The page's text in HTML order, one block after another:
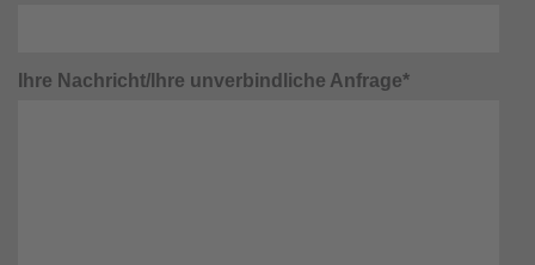
Ihre Nachricht/Ihre unverbindliche Anfrage*